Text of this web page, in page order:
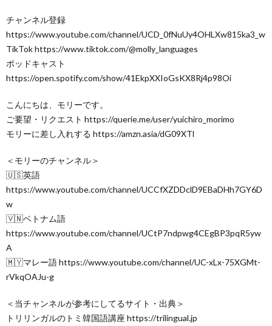
チャンネル登録
https://www.youtube.com/channel/UCD_0fNuUy4OHLXw815ka3_w
TikTok https://www.tiktok.com/@molly_languages
ポッドキャスト
https://open.spotify.com/show/41EkpXXIoGsKX8Rj4p98Oi
こんにちは、モリーです。
ご要望・リクエスト https://querie.me/user/yuichiro_morimo
モリーに差し入れする https://amzn.asia/dG09XTl
＜モリーのチャンネル＞
🇺🇸英語
https://www.youtube.com/channel/UCCfXZDDclD9EBaDHh7GY6D
w
🇻🇳ベトナム語
https://www.youtube.com/channel/UCtP7ndpwg4CEgBP3pqR5yw
A
🇲🇾マレー語 https://www.youtube.com/channel/UC-xLx-75XGMt-
rVkqOAJu-g
＜当チャンネルが参考にしてるサイト・出典＞
トリリンガルのトミ韓国語講座 https://trilingual.jp